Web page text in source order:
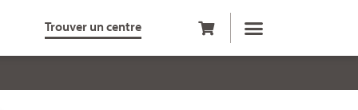
Trouver un centre